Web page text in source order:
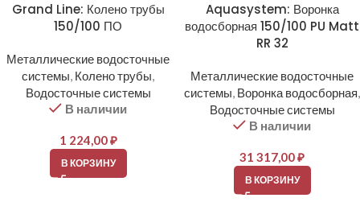
Grand Line: Колено трубы
150/100 ПО
Металлические водосточные
системы, Колено трубы,
Водосточные системы
В наличии
1 224,00₽
В КОРЗИНУ
Aquasystem: Воронка
водосборная 150/100 PU Matt
RR 32
Металлические водосточные
системы, Воронка водосборная,
Водосточные системы
В наличии
31 317,00₽
В КОРЗИНУ